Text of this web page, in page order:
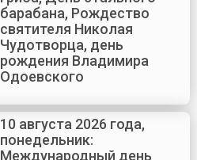
барабана, Рождество
святителя Николая
Чудотворца, день
рождения Владимира
Одоевского
10 августа 2026 года,
понедельник:
Международный день